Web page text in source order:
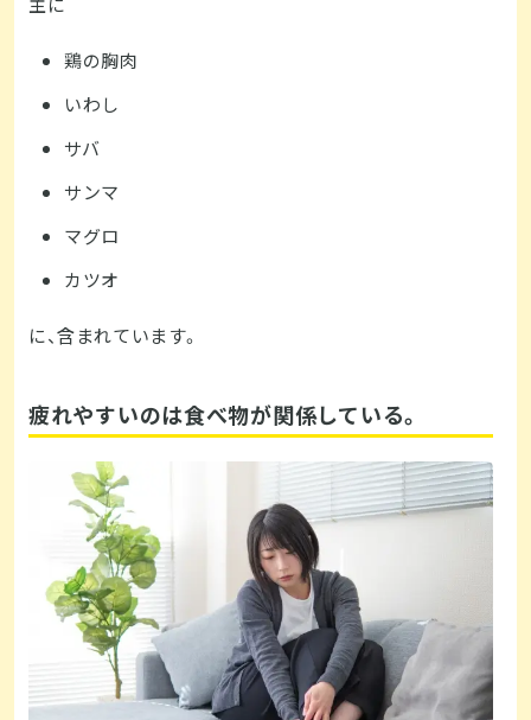
鶏の胸肉
いわし
サバ
サンマ
マグロ
カツオ
に、含まれています。
疲れやすいのは食べ物が関係している。